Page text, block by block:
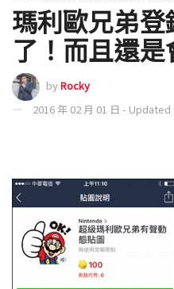
瑪利歐兄弟登
了！而且還
byRocky
2016 年 02 月 01 日 - Updated